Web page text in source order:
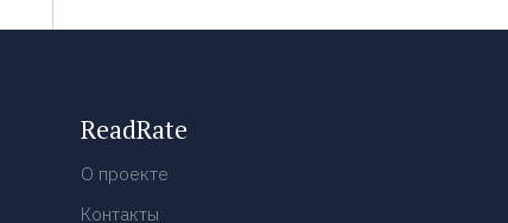
ReadRate
О проекте
Контакты